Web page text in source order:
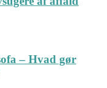
– Hvad gør